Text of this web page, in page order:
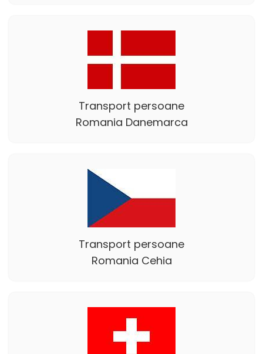
Transport persoane
Romania Danemarca
Transport persoane
Romania Cehia